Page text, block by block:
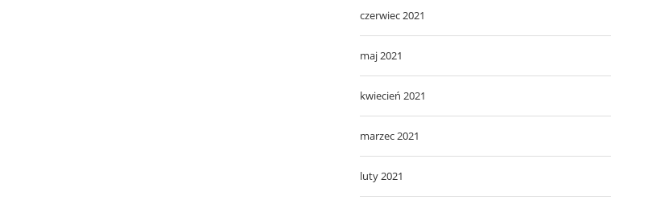
czerwiec 2021
maj 2021
kwiecień 2021
marzec 2021
luty 2021